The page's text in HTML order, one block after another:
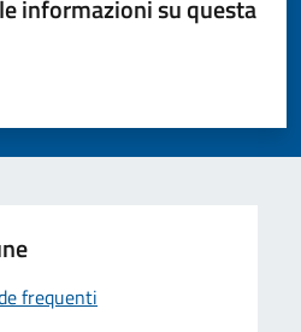
informazioni su questa
su 5
su 5
frequenti